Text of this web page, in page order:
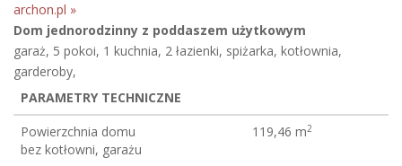
archon.pl »
Dom jednorodzinny z poddaszem użytkowym
garaż, 5 pokoi, 1 kuchnia, 2 łazienki, spiżarka, kotłownia,
garderoby,
PARAMETRY TECHNICZNE
Powierzchnia domu
bez kotłowni, garażu
119,46 m2